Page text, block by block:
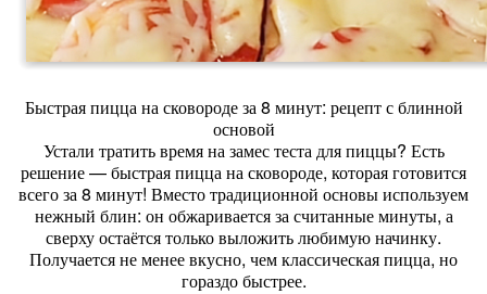
Быстрая пицца на сковороде за 8 минут: рецепт с блинной
основой
Устали тратить время на замес теста для пиццы? Есть
решение — быстрая пицца на сковороде, которая готовится
всего за 8 минут! Вместо традиционной основы используем
нежный блин: он обжаривается за считанные минуты, а
сверху остаётся только выложить любимую начинку.
Получается не менее вкусно, чем классическая пицца, но
гораздо быстрее.